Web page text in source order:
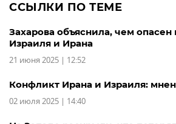
ССЫЛКИ ПО ТЕМЕ
Захарова объяснила, чем
Израиля и Ирана
21 июня 2025 | 12:52
Конфликт Ирана и Израиля:
02 июля 2025 | 14:40